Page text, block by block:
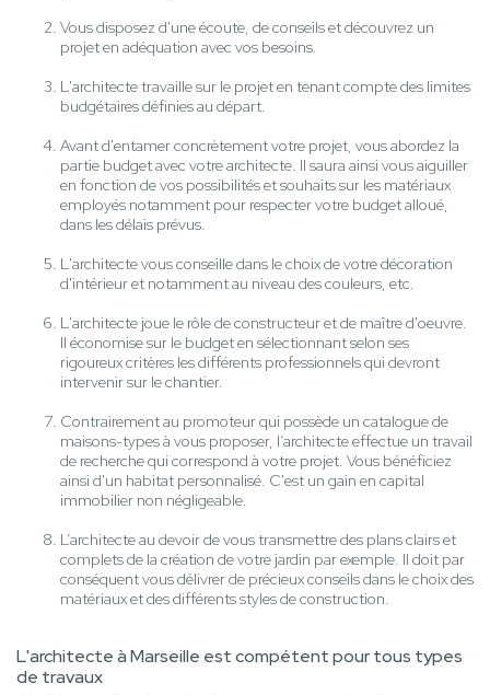
Vous disposez d'une écoute, de conseils et découvrez un
projet en adéquation avec vos besoins.
L'architecte travaille sur le projet en tenant compte des limites
budgétaires définies au départ.
Avant d'entamer concrètement votre projet, vous abordez la
partie budget avec votre architecte. Il saura ainsi vous aiguiller
en fonction de vos possibilités et souhaits sur les matériaux
employés notamment pour respecter votre budget alloué,
dans les délais prévus.
L'architecte vous conseille dans le choix de votre décoration
d'intérieur et notamment au niveau des couleurs, etc.
L'architecte joue le rôle de constructeur et de maître d'oeuvre.
Il économise sur le budget en sélectionnant selon ses
rigoureux critères les différents professionnels qui devront
intervenir sur le chantier.
Contrairement au promoteur qui possède un catalogue de
maisons-types à vous proposer, l’architecte effectue un travail
de recherche qui correspond à votre projet. Vous bénéficiez
ainsi d'un habitat personnalisé. C'est un gain en capital
immobilier non négligeable.
L’architecte au devoir de vous transmettre des plans clairs et
complets de la création de votre jardin par exemple. Il doit par
conséquent vous délivrer de précieux conseils dans le choix des
matériaux et des différents styles de construction.
L'architecte à Marseille est compétent pour tous types
de travaux